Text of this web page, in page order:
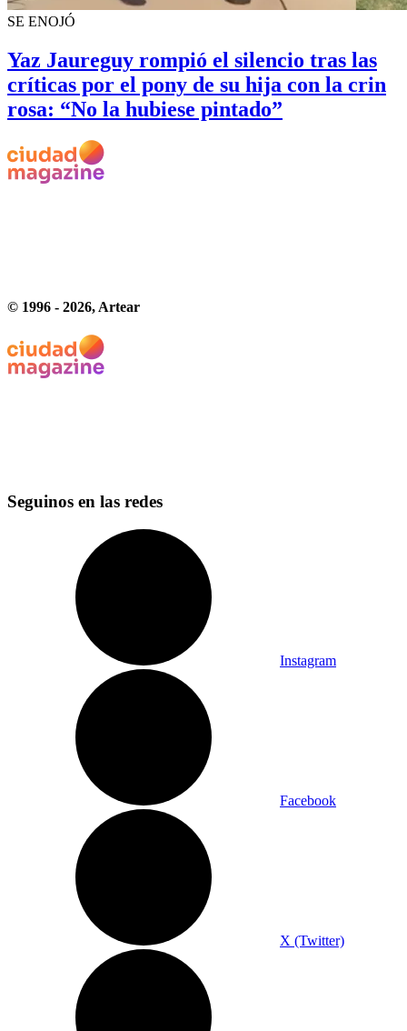
SE ENOJÓ
Yaz Jaureguy rompió el silencio tras las
críticas por el pony de su hija con la crin
rosa: “No la hubiese pintado”
© 1996 - 2026, Artear
Seguinos en las redes
Instagram
Facebook
X (Twitter)